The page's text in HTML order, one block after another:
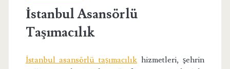
İstanbul Asansörlü
Taşımacılık
İstanbul asansörlü taşımacılık hizmetleri, şehrin